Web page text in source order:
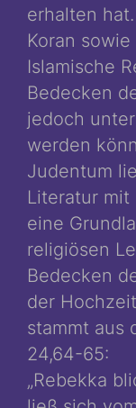
erhalten
Koran
Islamische
Bedecken
jedoch
werden
Judentum
Literatur mit
eine
religiösen
Bedecken
der
stammt aus
24,64-65:
„Rebekka